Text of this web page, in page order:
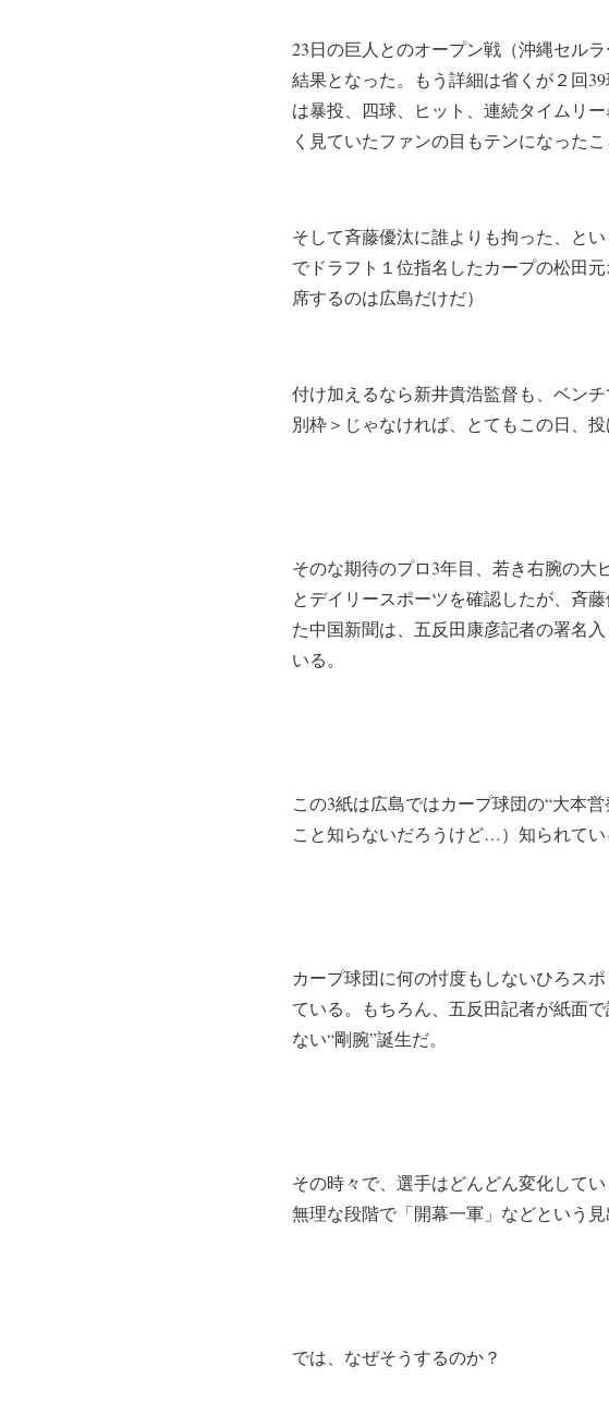
23日の巨人とのオープン戦（沖縄セル
結果となった。もう詳細は省くが２回
は暴投、四球、ヒット、連続タイムリ
く見ていたファンの目もテンになったこ
そして斉藤優汰に誰よりも拘った、と
でドラフト１位指名したカープの松田
席するのは広島だけだ）
付け加えるなら新井貴浩監督も、ベン
別枠＞じゃなければ、とてもこの日、
そのな期待のプロ3年目、若き右腕の
とデイリースポーツを確認したが、斉
た中国新聞は、五反田康彦記者の署名
いる。
この3紙は広島ではカープ球団の“大本
こと知らないだろうけど…）知られてい
カープ球団に何の忖度もしないひろス
ている。もちろん、五反田記者が紙面
ない“剛腕”誕生だ。
その時々で、選手はどんどん変化して
無理な段階で「開幕一軍」などという
では、なぜそうするのか？